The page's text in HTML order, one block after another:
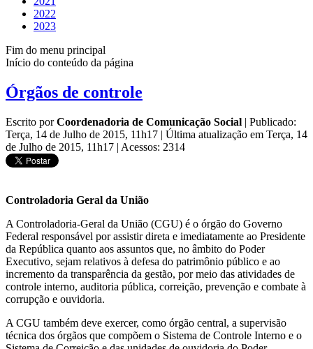
2022
2023
Fim do menu principal
Início do conteúdo da página
Órgãos de controle
Escrito porCoordenadoria de Comunicação Social | Publicado:
Terça, 14 de Julho de 2015, 11h17 | Última atualização em Terça, 14
de Julho de 2015, 11h17 | Acessos: 2314
Controladoria Geral da União
A Controladoria-Geral da União (CGU) é o órgão do Governo
Federal responsável por assistir direta e imediatamente ao Presidente
da República quanto aos assuntos que, no âmbito do Poder
Executivo, sejam relativos à defesa do patrimônio público e ao
incremento da transparência da gestão, por meio das atividades de
controle interno, auditoria pública, correição, prevenção e combate à
corrupção e ouvidoria.
A CGU também deve exercer, como órgão central, a supervisão
técnica dos órgãos que compõem o Sistema de Controle Interno e o